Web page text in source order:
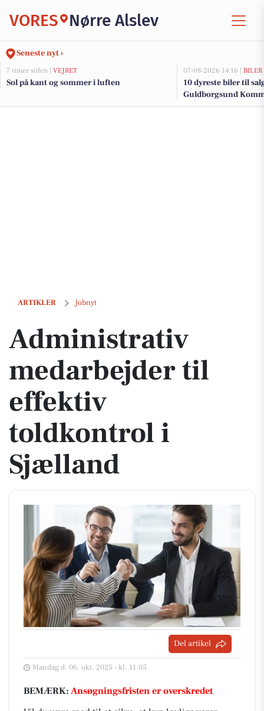
VORES Nørre Alslev
Seneste nyt ›
7 timer siden | VEJRET
Sol på kant og sommer i luften
07-08-2026 14:16 | BILER
10 dyreste biler til
Guldborgsund
ARTIKLER Jobnyt
Administrativ medarbejder til effektiv toldkontrol i Sjælland
Administrativ
medarbejder til
effektiv
toldkontrol i
Sjælland
Del artikel
Mandag d. 06. okt. 2025 - kl. 11:05
BEMÆRK: Ansøgningsfristen er overskredet